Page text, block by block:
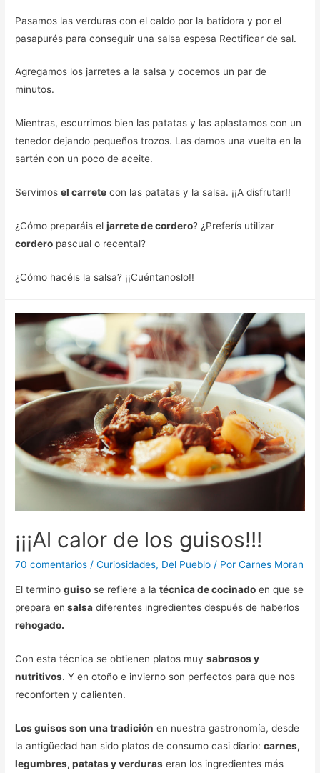
Pasamos las verduras con el caldo por la batidora y por el
pasapurés para conseguir una salsa espesa Rectificar de sal.
Agregamos los jarretes a la salsa y cocemos un par de
minutos.
Mientras, escurrimos bien las patatas y las aplastamos con un
tenedor dejando pequeños trozos. Las damos una vuelta en la
sartén con un poco de aceite.
Servimosel carrete con las patatas y la salsa. ¡¡A disfrutar!!
¿Cómo preparáis eljarrete de cordero? ¿Preferís utilizar
cordero pascual o recental?
¿Cómo hacéis la salsa? ¡¡Cuéntanoslo!!
¡¡¡Al calor de los guisos!!!
70 comentarios /Curiosidades, Del Pueblo / PorCarnes Moran
El terminoguiso se refiere a latécnica de cocinado en que se
prepara en salsa diferentes ingredientes después de haberlos
rehogado.
Con esta técnica se obtienen platos muysabrosos y
nutritivos. Y en otoño e invierno son perfectos para que nos
reconforten y calienten.
Los guisos son una tradición en nuestra gastronomía, desde
la antigüedad han sido platos de consumo casi diario:carnes,
legumbres, patatas y verduras eran los ingredientes más